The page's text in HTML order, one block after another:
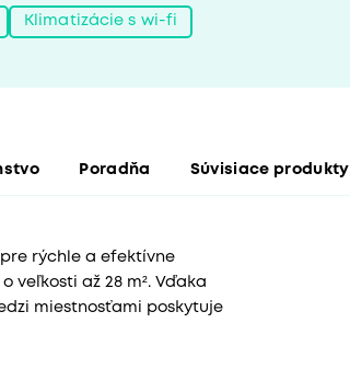
Klimatizácie s wi-fi
Poradňa Súvisiace produkty
rýchle a efektívne
až 28 m². Vďaka
miestnosťami poskytuje